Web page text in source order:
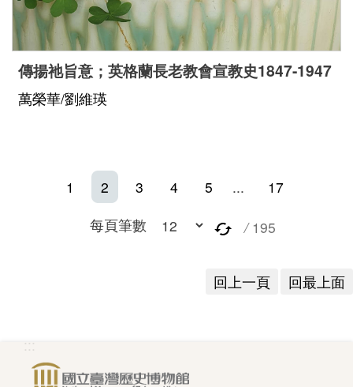
傳揚祂旨意；英格蘭長老教會宣教史1847-1947
萬榮華/劉維瑛
1 2 3 4 5 ...
17
每頁筆數
/ 195
回上一頁 回最上面
:::